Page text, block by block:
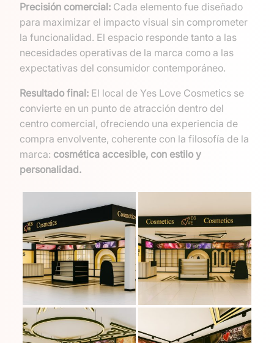
Precisión comercial: Cada elemento fue diseñado
para maximizar el impacto visual sin comprometer
la funcionalidad. El espacio responde tanto a las
necesidades operativas de la marca como a las
expectativas del consumidor contemporáneo.
Resultado final: El local de Yes Love Cosmetics se
convierte en un punto de atracción dentro del
centro comercial, ofreciendo una experiencia de
compra envolvente, coherente con la filosofía de la
marca: cosmética accesible, con estilo y
personalidad.